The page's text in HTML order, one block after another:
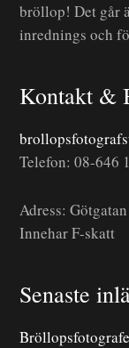
bröllop! Det går
inrednings och
Kontakt &
Telefon: 08-646
Adress:
Innehar F-skatt
Senaste